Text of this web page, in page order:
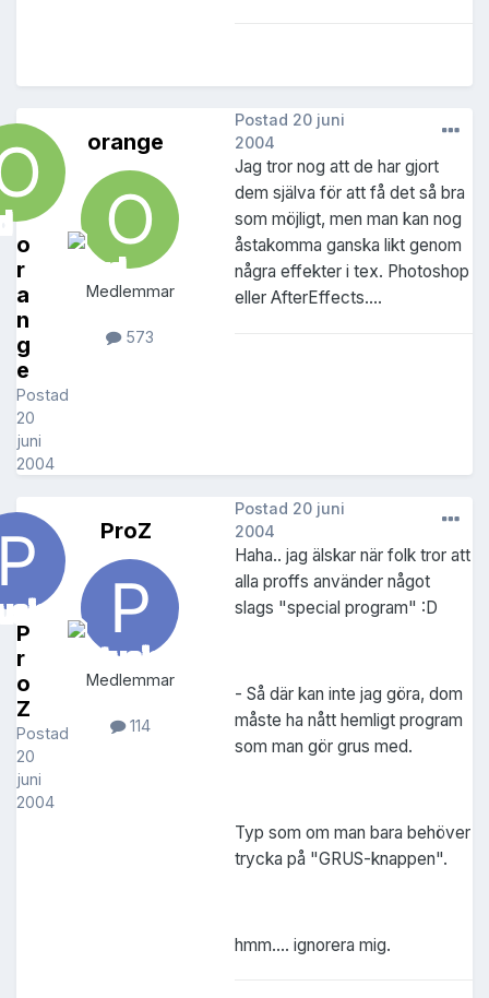
o
r
a
n
g
e
Postad
20
juni
2004
orange
Medlemmar
573
Postad 20 juni
2004
Jag tror nog att de har gjort
dem själva för att få det så bra
som möjligt, men man kan nog
åstakomma ganska likt genom
några effekter i tex. Photoshop
eller AfterEffects....
P
r
o
Z
Postad
20
juni
2004
ProZ
Medlemmar
114
Postad 20 juni
2004
Haha.. jag älskar när folk tror att
alla proffs använder något
slags "special program" :D
- Så där kan inte jag göra, dom
måste ha nått hemligt program
som man gör grus med.
Typ som om man bara behöver
trycka på "GRUS-knappen".
hmm.... ignorera mig.